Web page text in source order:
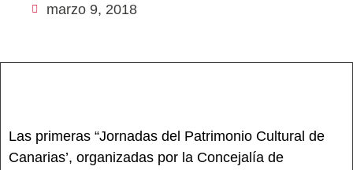
marzo 9, 2018
Las primeras “Jornadas del Patrimonio Cultural de
Canarias’, organizadas por la Concejalía de